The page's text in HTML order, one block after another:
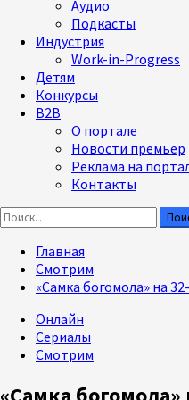
Аудио
Подкасты
Индустрия
Work-in-Progress
Детям
Конкурсы
B2B
О портале
Новости премьер
Реклама на
Контакты
Найти:
Главная
Смотрим
«Самка богомола» на
Онлайн
Сериалы
Смотрим